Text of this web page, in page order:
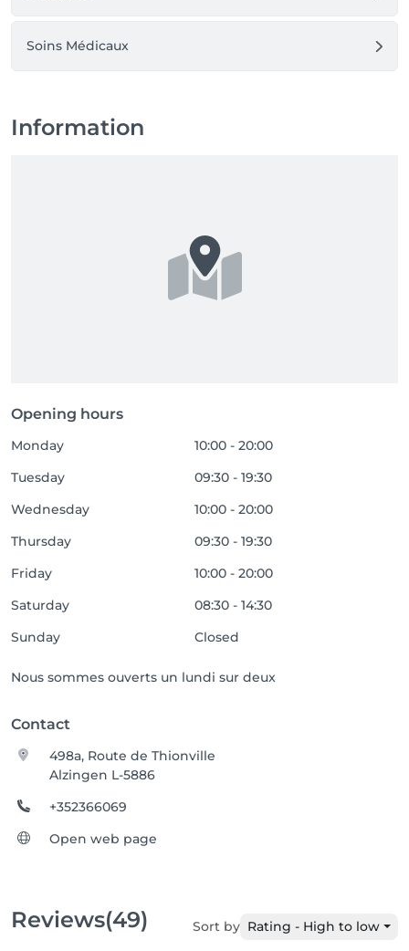
Soins Médicaux
Information
Opening hours
Monday
10:00 - 20:00
Tuesday
09:30 - 19:30
Wednesday
10:00 - 20:00
Thursday
09:30 - 19:30
Friday
10:00 - 20:00
Saturday
08:30 - 14:30
Sunday
Closed
Nous sommes ouverts un lundi sur deux
Contact
498a, Route de Thionville
Alzingen L-5886
+352366069
Open web page
Reviews(49) Sort by Rating - High to low